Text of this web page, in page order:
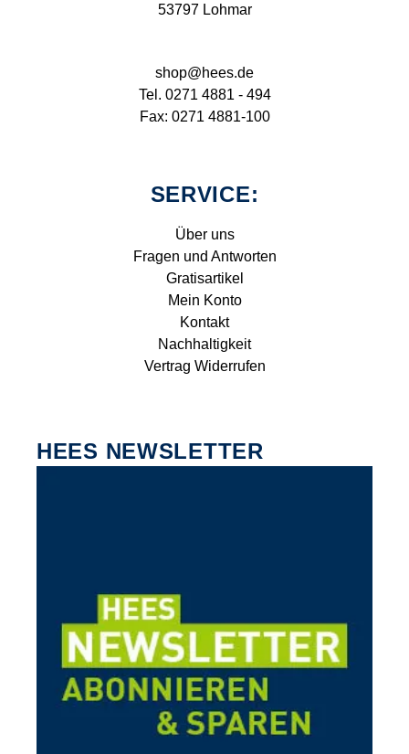
53797 Lohmar
shop@hees.de
Tel. 0271 4881 - 494
Fax: 0271 4881-100
SERVICE:
Über uns
Fragen und Antworten
Gratisartikel
Mein Konto
Kontakt
Nachhaltigkeit
Vertrag Widerrufen
HEES NEWSLETTER